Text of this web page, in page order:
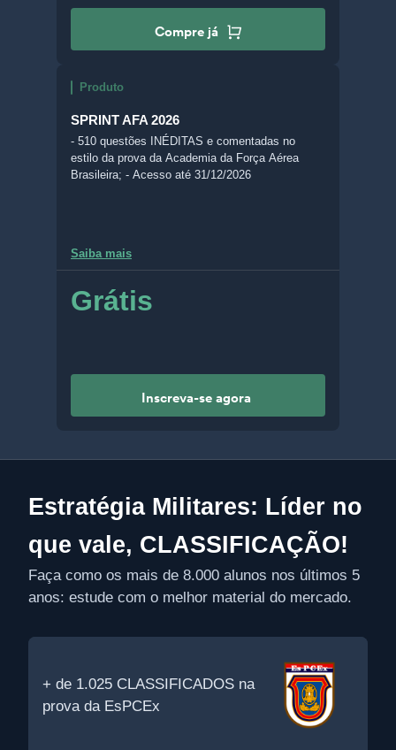
Compre já
Produto
SPRINT AFA 2026
- 510 questões INÉDITAS e comentadas no
estilo da prova da Academia da Força Aérea
Brasileira; - Acesso até 31/12/2026
Saiba mais
Grátis
Inscreva-se agora
Estratégia Militares: Líder no
que vale, CLASSIFICAÇÃO!
Faça como os mais de 8.000 alunos nos últimos 5
anos: estude com o melhor material do mercado.
+ de 1.025 CLASSIFICADOS na
prova da EsPCEx